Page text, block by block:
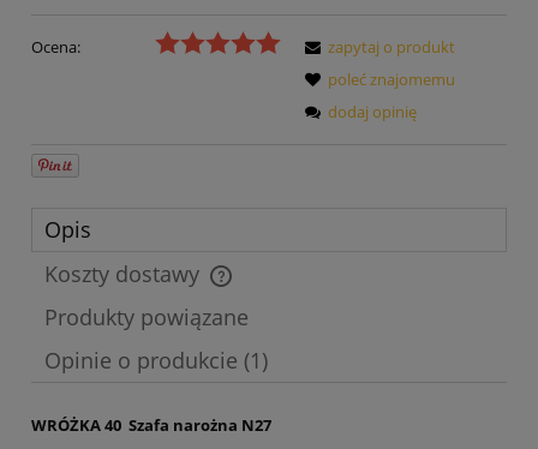
Ocena:
zapytaj o produkt
poleć znajomemu
dodaj opinię
Opis
Koszty dostawy
Cena nie zawiera ewentualnych kosztów płatności
Produkty powiązane
Opinie o produkcie (1)
WRÓŻKA 40 Szafa narożna N27